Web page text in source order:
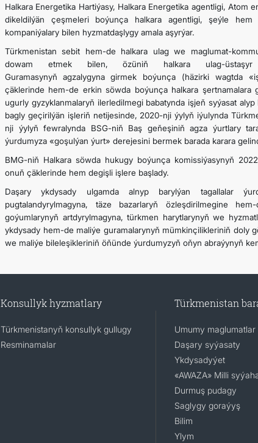
Halkara Energetika Hartiýasy, Halkara Energetika agentligi, Atom
dikeldilýän çeşmeleri boýunça halkara agentligi, şeýle
kompaniýalary bilen hyzmatdaşlygy amala aşyrýar.
Türkmenistan sebit hem-de halkara ulag we maglumat-
dowam etmek bilen, özüniň halkara ulag-üstaşyr
Guramasynyň
agzalygyna girmek boýunça (häzirki wagtda
çäklerinde hem-de erkin söwda boýunça halkara şertnamalara
ugurly gyzyklanmalaryň ilerledilmegi babatynda işjeň syýasat
bagly geçirilýän işleriň netijesinde, 2020-nji ýylyň iýulynda
nji ýylyň fewralynda BSG-niň Baş geňeşiniň agza ýurtlary
ýurdumyza «goşulýan ýurt» derejesini bermek barada karara
BMG-niň Halkara söwda hukugy boýunça komissiýasynyň
onuň çäklerinde hem degişli işlere başlady.
Daşary ykdysady ulgamda alnyp barylýan tagallalar
pugtalandyrylmagyna, täze bazarlaryň özleşdirilmegine
goýumlarynyň artdyrylmagyna, türkmen harytlarynyň we
ykdysady hem-de maliýe guramalarynyň mümkinçilikleriniň doly
we maliýe bileleşikleriniň öňünde ýurdumyzyň oňyn abraýynyň
Konsullyk hyzmatlary
Türkmenistanyň konsullyk gullugy
Resminamalar
Türkmenistan
Umumy maglumatlar
Daşary syýasaty
Ykdysadyýet
«AWAZA» Milli
Durmuş pudagy
Saglygy goraýyş
Bilim
Ylym